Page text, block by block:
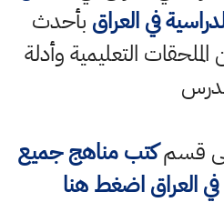
في العراق بأحدث
التعليمية وأدلة
قسمكتب مناهج جميع
في العراق اضغط هنا